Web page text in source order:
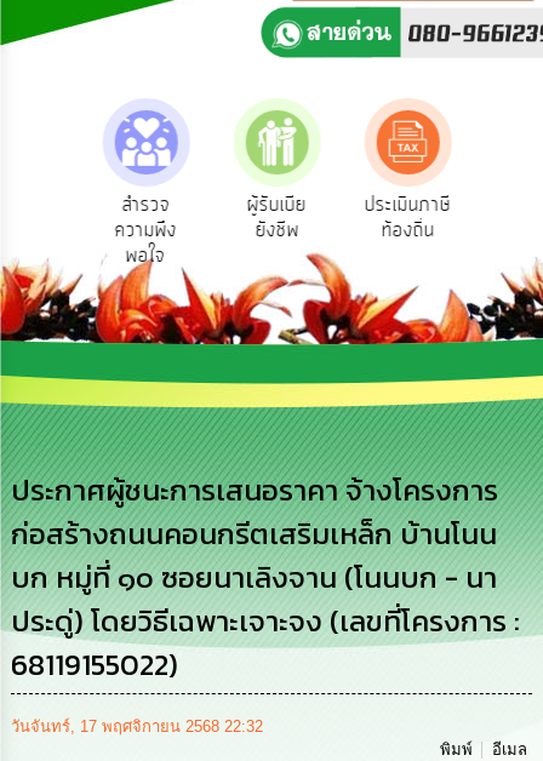
แผน
พัฒนา
บริหาร/
ทรัพยากร
การ
บริหาร
งาน
ส่ง
เสริม
ความ
โปร่งใส
การ
จัด
ซื้อ
จัด
จ้าง
การ
เงิน
การ
คลัง
สำรวจ
ความพึง
พอใจ
ผู้รับเบีย
ยังชีพ
ประเมินภาษี
ท้องถิ่น
ประกาศผู้ชนะการเสนอราคา จ้างโครงการ
ก่อสร้างถนนคอนกรีตเสริมเหล็ก บ้านโนน
บก หมู่ที่ ๑๐ ซอยนาเลิงจาน (โนนบก - นา
ประดู่) โดยวิธีเฉพาะเจาะจง (เลขที่โครงการ :
68119155022)
วันจันทร์, 17 พฤศจิกายน 2568 22:32
พิมพ์
อีเมล